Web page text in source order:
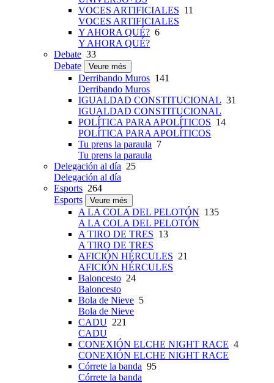
VOCES ARTIFICIALES 11
VOCES ARTIFICIALES
Y AHORA QUÉ? 6
Y AHORA QUÉ?
Debate 33
Debate
Veure més
Derribando Muros 141
Derribando Muros
IGUALDAD CONSTITUCIONAL 31
IGUALDAD CONSTITUCIONAL
POLÍTICA PARA APOLÍTICOS 14
POLÍTICA PARA APOLÍTICOS
Tu prens la paraula 7
Tu prens la paraula
Delegación al día 25
Delegación al día
Esports 264
Esports
Veure més
A LA COLA DEL PELOTÓN 135
A LA COLA DEL PELOTÓN
A TIRO DE TRES 13
A TIRO DE TRES
AFICIÓN HÉRCULES 21
AFICIÓN HÉRCULES
Baloncesto 24
Baloncesto
Bola de Nieve 5
Bola de Nieve
CADU 221
CADU
CONEXIÓN ELCHE NIGHT RACE 4
CONEXIÓN ELCHE NIGHT RACE
Córrete la banda 95
Córrete la banda